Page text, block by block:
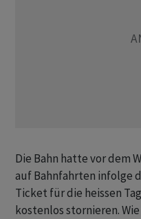
Die Bahn hatte vor dem
auf Bahnfahrten infolge
Ticket für die heissen
kostenlos stornieren.